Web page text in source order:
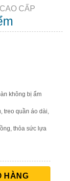
CẤP
không bị ẩm
treo quần áo dài,
thỏa sức lựa
HÀNG